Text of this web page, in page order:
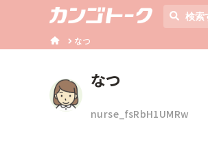
なつ
なつ
nurse_fsRbH1UMRw